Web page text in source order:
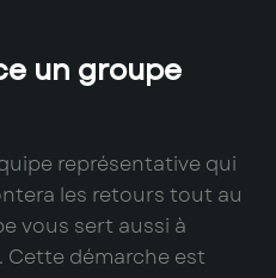
un groupe
représentative qui
les retours tout au
vous sert aussi à
Cette démarche est